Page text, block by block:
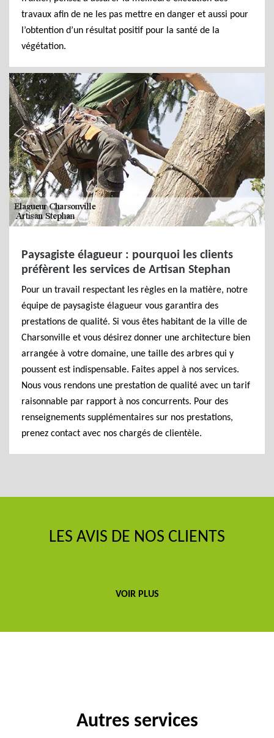
travaux afin de ne les pas mettre en danger et aussi pour
l’obtention d’un résultat positif pour la santé de la
végétation.
Paysagiste élagueur : pourquoi les clients
préfèrent les services de Artisan Stephan
Pour un travail respectant les règles en la matière, notre
équipe de paysagiste élagueur vous garantira des
prestations de qualité. Si vous êtes habitant de la ville de
Charsonville et vous désirez donner une architecture bien
arrangée à votre domaine, une taille des arbres qui y
poussent est indispensable. Faites appel à nos services.
Nous vous rendons une prestation de qualité avec un tarif
raisonnable par rapport à nos concurrents. Pour des
renseignements supplémentaires sur nos prestations,
prenez contact avec nos chargés de clientèle.
LES AVIS DE NOS CLIENTS
VOIR PLUS
Autres services